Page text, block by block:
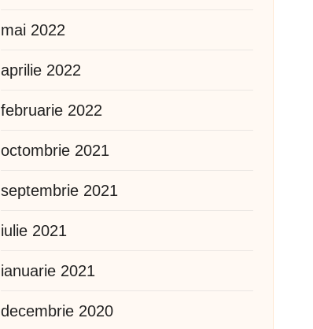
mai 2022
aprilie 2022
februarie 2022
octombrie 2021
septembrie 2021
iulie 2021
ianuarie 2021
decembrie 2020